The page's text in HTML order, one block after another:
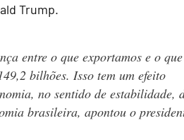
Trump.
entre o que exportamos e o que
bilhões. Isso tem um efeito
no sentido de estabilidade,
brasileira, apontou o